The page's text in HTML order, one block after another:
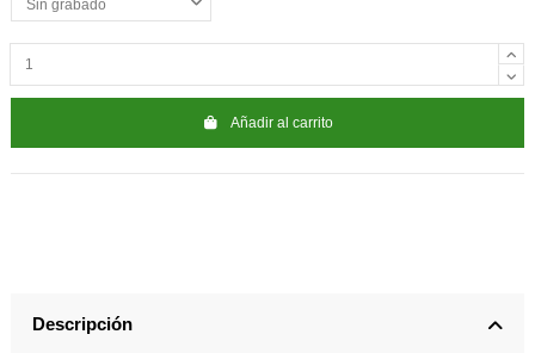
Añadir al carrito
Descripción